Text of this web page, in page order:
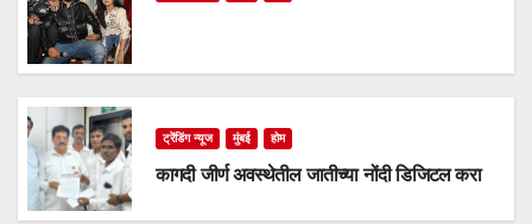
ट्रेंडिंग न्यूज मुंबई होम
कागदी जीर्ण अवस्थेतील जातीच्या नोंदी डिजिटल करा